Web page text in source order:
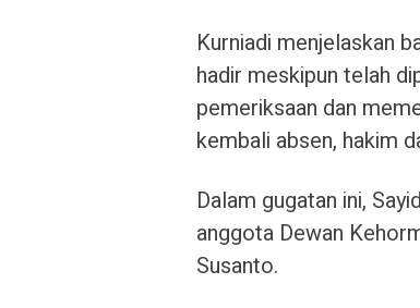
Kurniadi menjelaskan
hadir meskipun telah
pemeriksaan dan
kembali absen, hakim
Dalam gugatan ini,
anggota Dewan
Susanto.